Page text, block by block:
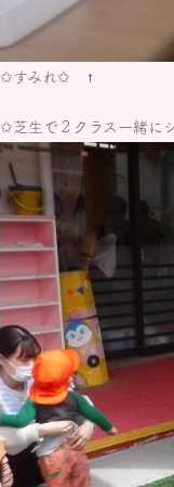
✩すみれ✩ ↑
✩芝生で２クラス一緒に